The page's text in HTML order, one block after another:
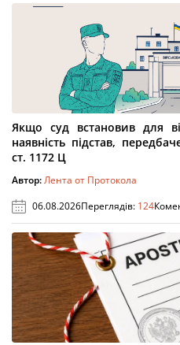
Якщо суд встановив для
наявність підстав,
ст. 1172 Ц
Автор:Лента от Протокола
06.08.2026Переглядів: 124